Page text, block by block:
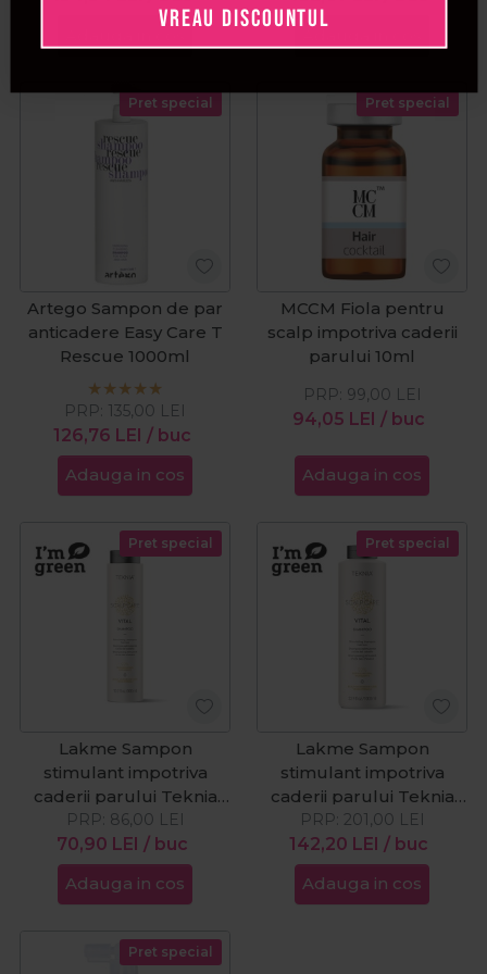
Pret special
Artego Sampon de par
anticadere Easy Care T
Rescue 1000ml
126,76 LEI / buc
PRP: 135,00 LEI
Adauga in cos
Pret special
MCCM Fiola pentru
scalp impotriva caderii
parului 10ml
94,05 LEI / buc
PRP: 99,00 LEI
Adauga in cos
Pret special
Lakme Sampon
stimulant impotriva
caderii parului Teknia
Scalp Care Vital 300ml
70,90 LEI / buc
PRP: 86,00 LEI
Adauga in cos
Pret special
Lakme Sampon
stimulant impotriva
caderii parului Teknia
Scalp Care Vital 1000ml
142,20 LEI / buc
PRP: 201,00 LEI
Adauga in cos
Pret special
VREAU DISCOUNTUL